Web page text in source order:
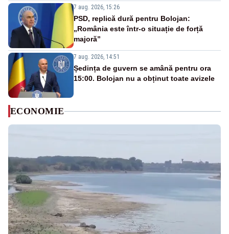
7 aug. 2026, 15:26
PSD, replică dură pentru Bolojan:
„România este într-o situație de forță
majoră”
7 aug. 2026, 14:51
Ședința de guvern se amână pentru ora
15:00. Bolojan nu a obținut toate avizele
ECONOMIE